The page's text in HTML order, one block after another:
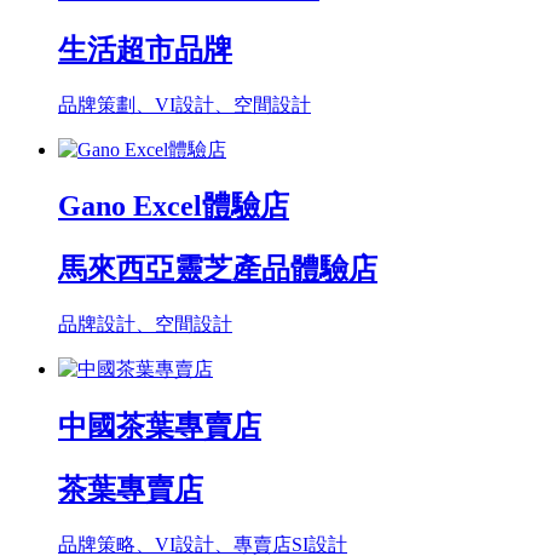
生活超市品牌
品牌策劃、VI設計、空間設計
Gano Excel體驗店
馬來西亞靈芝產品體驗店
品牌設計、空間設計
中國茶葉專賣店
茶葉專賣店
品牌策略、VI設計、專賣店SI設計